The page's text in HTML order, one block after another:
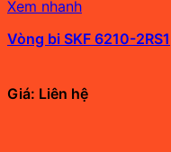
Xem nhanh
Vòng bi SKF 6210-2RS1
Giá: Liên hệ